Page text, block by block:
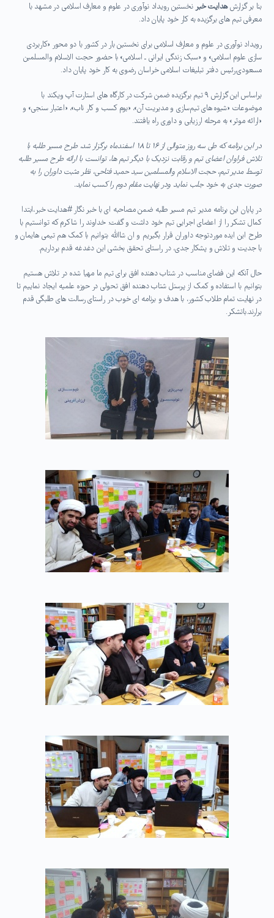
بنا بر گزارشهدایت خبرنخستین رویداد نوآوری در علوم و معارف اسلامی در مشهد با
معرفی تیم های برگزیده به کار خود پایان داد.
رویداد نوآوری در علوم و معارف اسلامی برای نخستین بار در کشور با دو محور «کاربردی
سازی علوم اسلامی» و «سبک زندگی ایرانی ـ اسلامی» با حضور حجت الاسلام والمسلمین
مسعودی،رئیس دفتر تبلیغات اسلامی خراسان رضوی به کار خود پایان داد.
براساس این گزارش ۹ تیم برگزیده ضمن شرکت در کارگاه های استارت آپ ویکند با
موضوعات «شیوه های تیم‌سازی و مدیریت آن»، «بوم کسب و کار ناب»، «اعتبار سنجی» و
«ارائه موثر» به مرحله ارزیابی و داوری راه یافتند.
در این برنامه که طی سه روز متوالی از ۱۶ تا ۱۸ اسفندماه برگزار شد، طرح مسیر طلبه با
تلاش فراوان اعضای تیم و رقابت نزدیک با دیگر تیم ها، توانست با ارائه طرح مسیر طلبه
توسط مدیر تیم، حجت الاسلام والمسلمین سید حمید فتاحی، نظر مثبت داوران را به
صورت جدی به خود جلب نماید ودر نهایت مقام دوم را کسب نماید.
در پایان این برنامه مدیر تیم مسیر طلبه ضمن مصاحبه ای با خبر نگار #هدایت خبر،ابتدا
کمال تشکر را از اعضای اجرایی تیم خود داشت و گفت: خداوند را شاکرم که توانستیم با
طرح این ایده موردتوجه داوران قرار بگیریم و ان شاالله بتوانیم با کمک هم تیمی هایمان و
با جدیت و تلاش و پشکار جدی، در راستای تحقق بخشی این دغدغه قدم برداریم.
حال آنکه این فضای مناسب در شتاب دهنده افق برای تیم ما مهیا شده در تلاش هستیم
بتوانیم با استفاده و کمک از پرسنل شتاب دهنده افق تحولی در حوزه علمیه ایجاد نماییم تا
در نهایت تمام طلاب کشور، با هدف و برنامه ای خوب در راستای رسالت های طلبگی قدم
برارند.باتشکر.